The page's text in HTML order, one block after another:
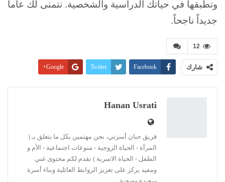
وتطبقها في حياتك الدراسية والشخصية. نتمنى لك عاماً
جديداً ناجحاً.
12
شارك Facebook
Twitter
Google+
Linkedin
Hanan Usrati
فريق حنان أسرتي، نحن مهتمين بكل ما يتعلق بـ (
المرأة - الحياة الزوجية - منوعات اجتماعية - الأم و
الطفل - الحياة الاسرية ) نقدم لكم محتوى غني
ومفيد يركز على تعزيز الروابط العائلية وبناء أسرة